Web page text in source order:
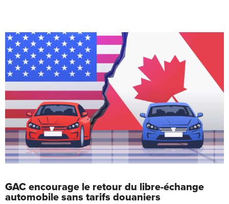
GAC encourage le retour du libre-échange
automobile sans tarifs douaniers